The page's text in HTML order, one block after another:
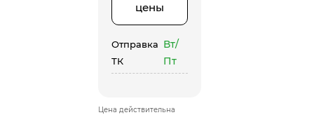
цены
Отправка
ТК
Вт/
Пт
Цена действительна